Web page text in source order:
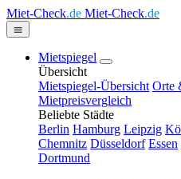
Miet-Check.de Miet-Check.de
Mietspiegel
Übersicht
Mietspiegel-Übersicht Orte
Mietpreisvergleich
Beliebte Städte
Berlin Hamburg Leipzig
Chemnitz Düsseldorf Essen
Dortmund